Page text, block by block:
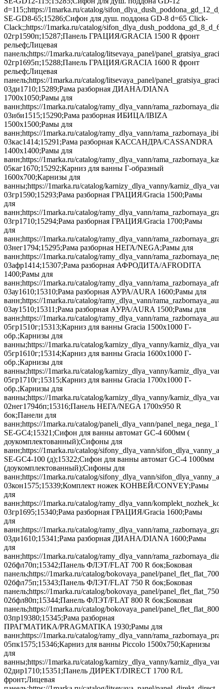
d=115;;https://1marka.ru/catalog/
SE-GD8-65;15286;Сифон для душ. поддона GD-8 d=65 Сlick-
Clack;;https://1marka.ru/catalog/
02гр1590п;15287;Панель ГРАЦИЯ/GRACIA 1500 R фронт
рельеф;Лицевая
панель;https://1marka.ru/catalog/litsevaya_panel/
02гр1695п;15288;Панель ГРАЦИЯ/GRACIA 1600 R фронт
рельеф;Лицевая
панель;https://1marka.ru/catalog/litsevaya_panel/
03ди1710;15289;Рама разборная ДИАНА/DIANA
1700х1050;Рамы для
ванн;https://1marka.ru/catalog/ramy_dlya_vann/
03иби1515;15290;Рама разборная ИБИЦА/IBIZA
1500х1500;Рамы для
ванн;https://1marka.ru/catalog/ramy_dlya_vann/
03кас1414;15291;Рама разборная КАССАНДРА/CASSANDRA
1400х1400;Рамы для
ванн;https://1marka.ru/catalog/ramy_dlya_vann/
05каг1670;15292;Карниз для ванны Г-образный
1600х700;Карнизы для
ванны;https://1marka.ru/catalog/karnizy_dlya_vanny/
03гр1590;15293;Рама разборная ГРАЦИЯ/Gracia 1500;Рамы
для
ванн;https://1marka.ru/catalog/ramy_dlya_vann/
03гр1710;15294;Рама разборная ГРАЦИЯ/Gracia 1700;Рамы
для
ванн;https://1marka.ru/catalog/ramy_dlya_vann/
03нег1794;15295;Рама разборная НЕГА/NEGA;Рамы для
ванн;https://1marka.ru/catalog/ramy_dlya_vann/
03афр1414;15307;Рама разборная АФРОДИТА/AFRODITA
1400;Рамы для
ванн;https://1marka.ru/catalog/ramy_dlya_vann/
03ау1610;15310;Рама разборная АУРА/AURA 1600;Рамы для
ванн;https://1marka.ru/catalog/ramy_dlya_vann/
03ау1510;15311;Рама разборная АУРА/AURA 1500;Рамы для
ванн;https://1marka.ru/catalog/ramy_dlya_vann/
05гр1510г;15313;Карниз для ванны Gracia 1500х1000 Г-
обр.;Карнизы для
ванны;https://1marka.ru/catalog/karnizy_dlya_vanny/
05гр1610г;15314;Карниз для ванны Gracia 1600х1000 Г-
обр.;Карнизы для
ванны;https://1marka.ru/catalog/karnizy_dlya_vanny/
05гр1710г;15315;Карниз для ванны Gracia 1700х1000 Г-
обр.;Карнизы для
ванны;https://1marka.ru/catalog/karnizy_dlya_vanny/
02нег1794бп;15316;Панель НЕГА/NEGA 1700х950 R
бок;Панели для
ванн;https://1marka.ru/catalog/paneli_dlya_vann/
SE-GC4;15321;Сифон для ванны автомат GC-4 600мм (
доукомплектованный);Сифоны для
ванн;https://1marka.ru/catalog/sifony_dlya_vann/
SE-GC4-100 (д);15322;Сифон для ванны автомат GC-4 1000мм
(доукомплектованный);Сифоны для
ванн;https://1marka.ru/catalog/sifony_dlya_vann/
03кон1575;15339;Комплект ножек КОНВЕЙ/CONVEY;Рамы
для
ванн;https://1marka.ru/catalog/ramy_dlya_vann/
03гр1695;15340;Рама разборная ГРАЦИЯ/Gracia 1600;Рамы
для
ванн;https://1marka.ru/catalog/ramy_dlya_vann/
03ди1610;15341;Рама разборная ДИАНА/DIANA 1600;Рамы
для
ванн;https://1marka.ru/catalog/ramy_dlya_vann/
02бфл70п;15342;Панель ФЛЭТ/FLAT 700 R бок;Боковая
панель;https://1marka.ru/catalog/bokovaya_panel/
02бфл75п;15343;Панель ФЛЭТ/FLAT 750 R бок;Боковая
панель;https://1marka.ru/catalog/bokovaya_panel/
02бфл80п;15344;Панель ФЛЭТ/FLAT 800 R бок;Боковая
панель;https://1marka.ru/catalog/bokovaya_panel/
03пр19380;15345;Рама разборная
ПРАГМАТИКА/PRAGMATIKA 1930;Рамы для
ванн;https://1marka.ru/catalog/ramy_dlya_vann/
05пк1575;15346;Карниз для ванны Piccolo 1500х750;Карнизы
для
ванны;https://1marka.ru/catalog/karnizy_dlya_vanny/
02дир1710;15351;Панель ДИРЕКТ/DIRECT 1700 R/L
фронт;Лицевая